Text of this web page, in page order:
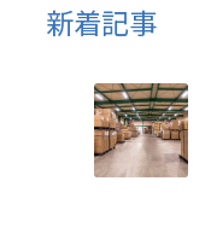
新着記事